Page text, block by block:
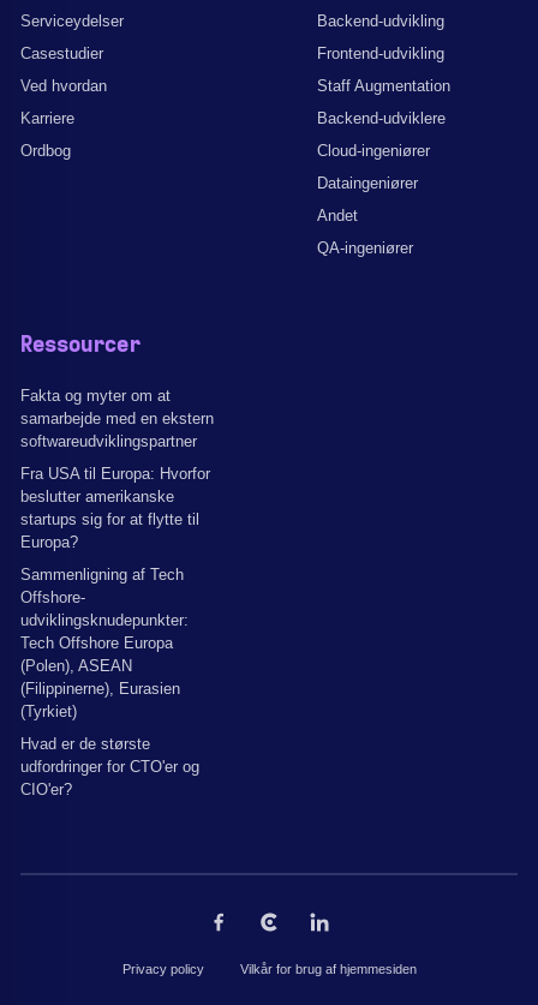
Serviceydelser
Casestudier
Ved hvordan
Karriere
Ordbog
Backend-udvikling
Frontend-udvikling
Staff Augmentation
Backend-udviklere
Cloud-ingeniører
Dataingeniører
Andet
QA-ingeniører
Ressourcer
Fakta og myter om at
samarbejde med en ekstern
softwareudviklingspartner
Fra USA til Europa: Hvorfor
beslutter amerikanske
startups sig for at flytte til
Europa?
Sammenligning af Tech
Offshore-
udviklingsknudepunkter:
Tech Offshore Europa
(Polen), ASEAN
(Filippinerne), Eurasien
(Tyrkiet)
Hvad er de største
udfordringer for CTO'er og
CIO'er?
Privacy policy Vilkår for brug af hjemmesiden